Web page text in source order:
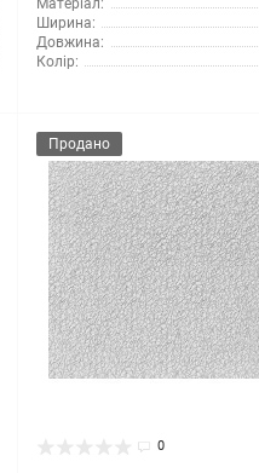
Матеріал:
Ширина:
Довжина:
Колір:
Продано
0